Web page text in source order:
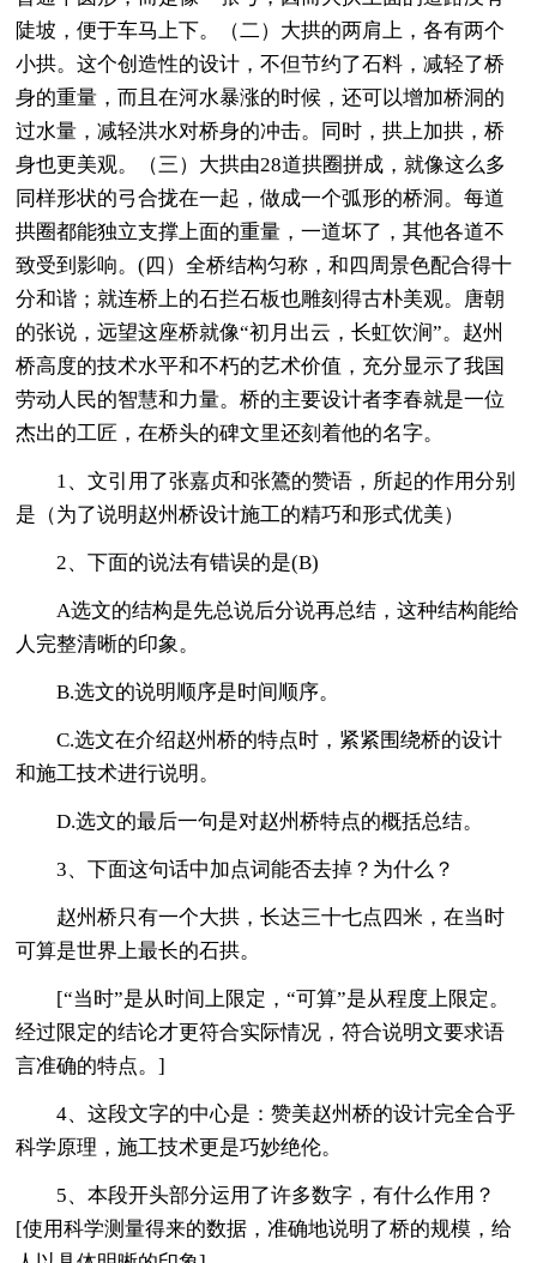
陡坡，便于车马上下。（二）大拱的两肩上，各有两个
小拱。这个创造性的设计，不但节约了石料，减轻了桥
身的重量，而且在河水暴涨的时候，还可以增加桥洞的
过水量，减轻洪水对桥身的冲击。同时，拱上加拱，桥
身也更美观。（三）大拱由28道拱圈拼成，就像这么多
同样形状的弓合拢在一起，做成一个弧形的桥洞。每道
拱圈都能独立支撑上面的重量，一道坏了，其他各道不
致受到影响。(四）全桥结构匀称，和四周景色配合得十
分和谐；就连桥上的石拦石板也雕刻得古朴美观。唐朝
的张说，远望这座桥就像“初月出云，长虹饮涧”。赵州
桥高度的技术水平和不朽的艺术价值，充分显示了我国
劳动人民的智慧和力量。桥的主要设计者李春就是一位
杰出的工匠，在桥头的碑文里还刻着他的名字。
1、文引用了张嘉贞和张鷟的赞语，所起的作用分别
是（为了说明赵州桥设计施工的精巧和形式优美）
2、下面的说法有错误的是(B)
A选文的结构是先总说后分说再总结，这种结构能给
人完整清晰的印象。
B.选文的说明顺序是时间顺序。
C.选文在介绍赵州桥的特点时，紧紧围绕桥的设计
和施工技术进行说明。
D.选文的最后一句是对赵州桥特点的概括总结。
3、下面这句话中加点词能否去掉？为什么？
赵州桥只有一个大拱，长达三十七点四米，在当时
可算是世界上最长的石拱。
[“当时”是从时间上限定，“可算”是从程度上限定。
经过限定的结论才更符合实际情况，符合说明文要求语
言准确的特点。]
4、这段文字的中心是：赞美赵州桥的设计完全合乎
科学原理，施工技术更是巧妙绝伦。
5、本段开头部分运用了许多数字，有什么作用？
[使用科学测量得来的数据，准确地说明了桥的规模，给